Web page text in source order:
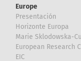
Europe
Presentación
Horizonte Europa
Marie Sklodowska-
European Research
EIC